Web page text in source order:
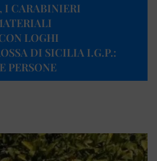
I CARABINIERI
LOGHI
DI SICILIA I.G.P.:
PERSONE